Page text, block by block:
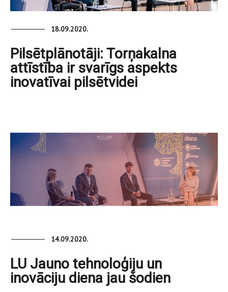
18.09.2020.
Pilsētplānotāji: Torņakalna
attīstība ir svarīgs aspekts
inovatīvai pilsētvidei
14.09.2020.
LU Jauno tehnoloģiju un
inovāciju diena jau šodien